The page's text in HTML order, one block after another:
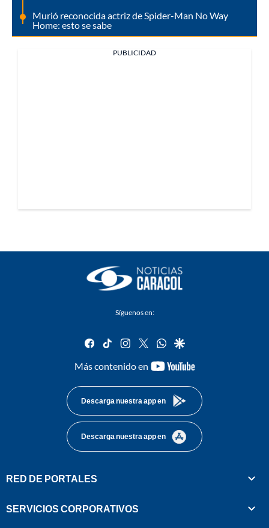
Murió reconocida actriz de Spider-Man No Way
Home: esto se sabe
PUBLICIDAD
Síguenos en:
facebook
tiktok instagram
twitterwhatsapp
google
Más contenido en
youtube-
Descarga nuestra app en
Descarga nuestra app en
RED DE PORTALES
SERVICIOS CORPORATIVOS